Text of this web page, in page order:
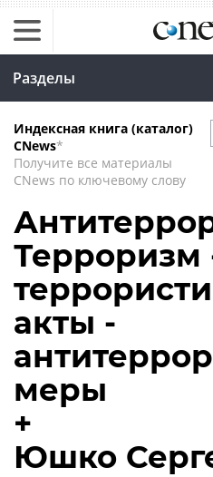
Разделы
Индексная книга (каталог)
CNews*
Получите все материалы
CNews по ключевому слову
Терроризм
акты -
меры
+
Юшко